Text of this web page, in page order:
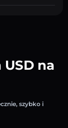
na
szybko i